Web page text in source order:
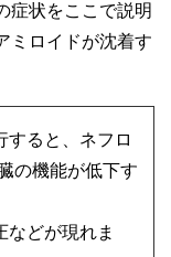
症状をここで説明
ミロイドが沈着す
ると、ネフロ
の機能が低下す
などが現れま